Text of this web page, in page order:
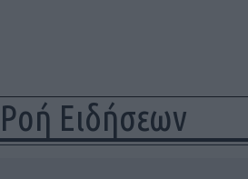
Ροή Ειδήσεων